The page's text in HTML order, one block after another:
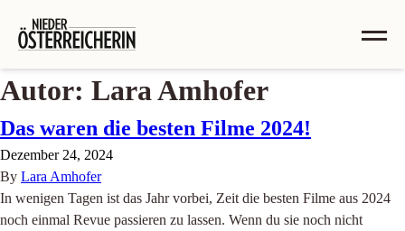
Autor: Lara Amhofer
Das waren die besten Filme 2024!
Dezember 24, 2024
By Lara Amhofer
In wenigen Tagen ist das Jahr vorbei, Zeit die besten Filme aus 2024
noch einmal Revue passieren zu lassen. Wenn du sie noch nicht